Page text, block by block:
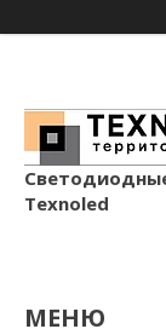
Texnoled